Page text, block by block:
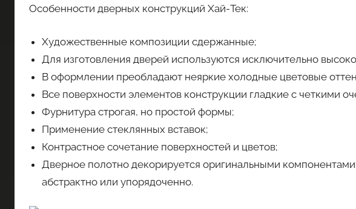
Особенности дверных конструкций Хай-Тек:
Художественные композиции сдержанные;
Для изготовления дверей используются исключительно
В оформлении преобладают неяркие холодные цветовые
Все поверхности элементов конструкции гладкие с четкими
Фурнитура строгая, но простой формы;
Применение стеклянных вставок;
Контрастное сочетание поверхностей и цветов;
Дверное полотно декорируется оригинальными
абстрактно или упорядоченно.